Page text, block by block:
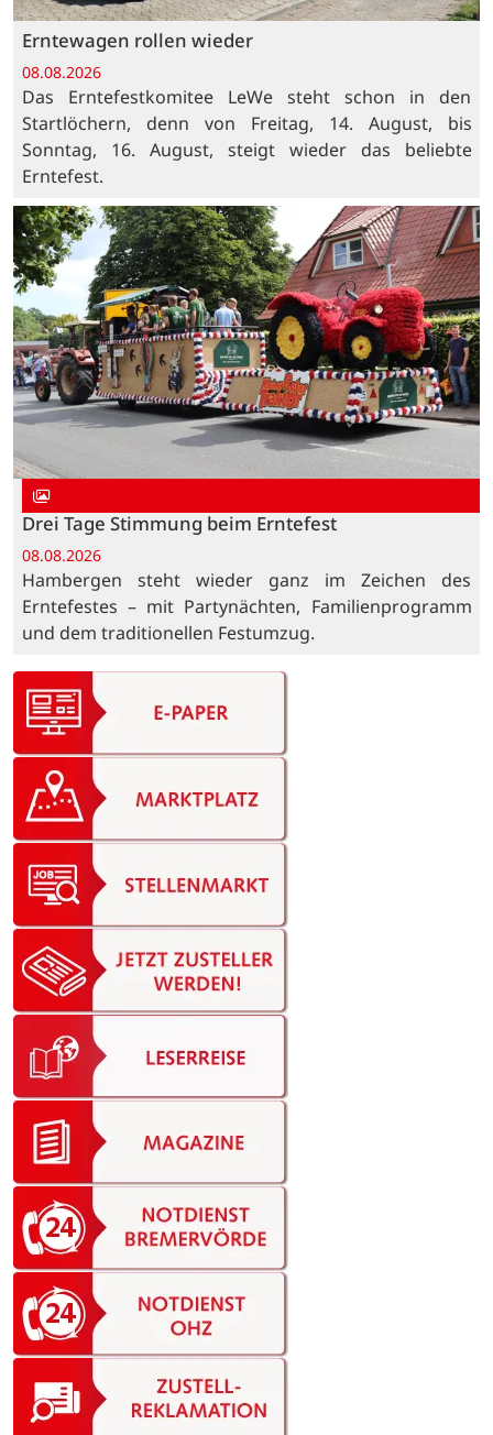
Erntewagen rollen wieder
08.08.2026
Das Erntefestkomitee LeWe steht schon in den
Startlöchern, denn von Freitag, 14. August, bis
Sonntag, 16. August, steigt wieder das beliebte
Erntefest.
Drei Tage Stimmung beim Erntefest
08.08.2026
Hambergen steht wieder ganz im Zeichen des
Erntefestes – mit Partynächten, Familienprogramm
und dem traditionellen Festumzug.